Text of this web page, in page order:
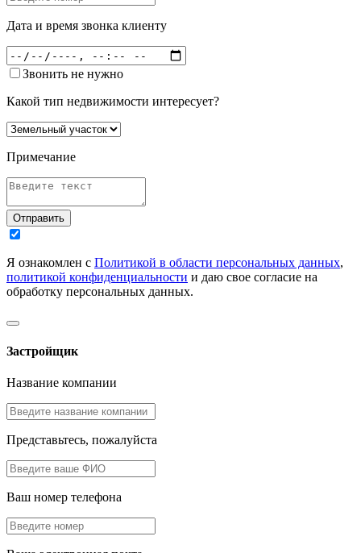
Дата и время звонка клиенту
Звонить не нужно
Какой тип недвижимости интересует?
Примечание
Отправить
Я ознакомлен с Политикой в области персональных данных,
политикой конфиденциальности и даю свое согласие на
обработку персональных данных.
Застройщик
Название компании
Представьтесь, пожалуйста
Ваш номер телефона